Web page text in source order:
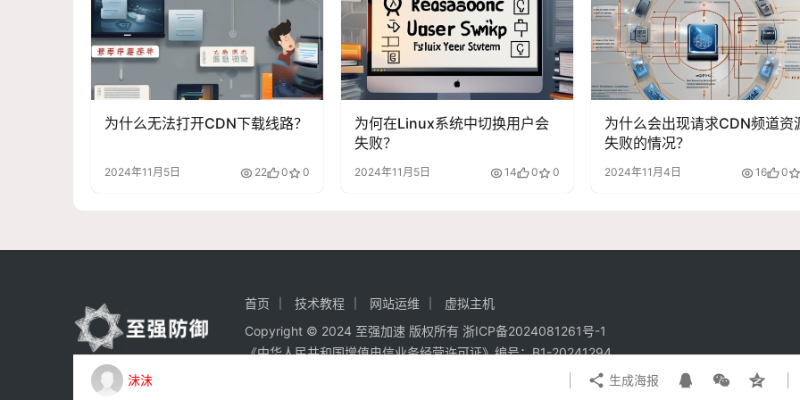
沫沫 生成海报
为什么无法打开CDN下载线路？
2024年11月5日 22 0 0
为何在Linux系统中切换用户会
失败？
2024年11月5日 14 0 0
为什么会出现请求CDN频道资
失败的情况？
2024年11月4日 16 0
首页 技术教程 网站运维
虚拟主机
Copyright © 2024 至强加速 版权所有 浙ICP备2024081261号-1
《中华人民共和国增值电信业务经营许可证》编号：B1-20241294